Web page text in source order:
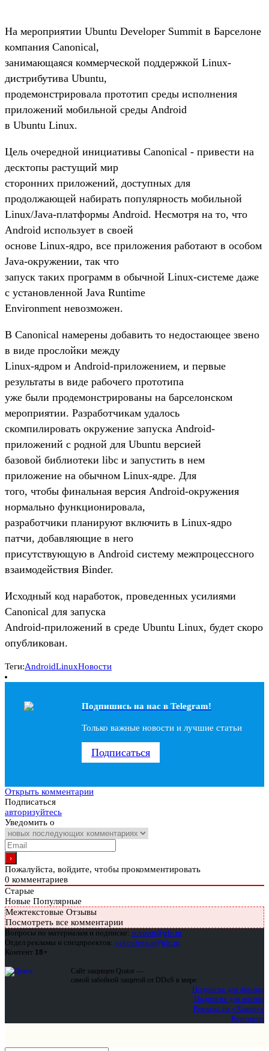
На мероприятии Ubuntu Developer Summit в Барселоне
компания Canonical,
занимающаяся коммерческой поддержкой Linux-
дистрибутива Ubuntu,
продемонстрировала прототип среды исполнения
приложений мобильной среды Android
в Ubuntu Linux.
Цель очередной инициативы Canonical - привести на
десктопы растущий мир
сторонних приложений, доступных для
продолжающей набирать популярность мобильной
Linux/Java-платформы Android. Несмотря на то, что
Android использует в своей
основе Linux-ядро, все приложения работают в особом
Java-окружении, так что
запуск таких программ в обычной Linux-системе даже
с установленной Java Runtime
Environment невозможен.
В Canonical намерены добавить то недостающее звено
в виде прослойки между
Linux-ядром и Android-приложением, и первые
результаты в виде рабочего прототипа
уже были продемонстрированы на барселонском
мероприятии. Разработчикам удалось
скомпилировать окружение запуска Android-
приложений с родной для Ubuntu версией
базовой библиотеки libc и запустить в нем
приложение на обычном Linux-ядре. Для
того, чтобы финальная версия Android-окружения
нормально функционировала,
разработчики планируют включить в Linux-ядро
патчи, добавляющие в него
присутствующую в Android систему межпроцессного
взаимодействия Binder.
Исходный код наработок, проведенных усилиями
Canonical для запуска
Android-приложений в среде Ubuntu Linux, будет скоро
опубликован.
Теги:AndroidLinuxНовости
Подпишись на наc в Telegram!
Только важные новости и лучшие статьи
Подписаться
Открыть комментарии
Подписаться
авторизуйтесь
Уведомить о
Пожалуйста, войдите, чтобы прокомментировать
0 комментариев
Старые
Новые Популярные
Межтекстовые Отзывы
Посмотреть все комментарии
Вопросы по материалам и подписке: support@glc.ru
Отдел рекламы и спецпроектов: yakovleva.a@glc.ru
Контент 18+
Сайт защищен Qrator —
самой забойной защитой от DDoS в мире
Подписка для физлиц
Подписка для юрлиц
Реклама на «Хакере»
Контакты